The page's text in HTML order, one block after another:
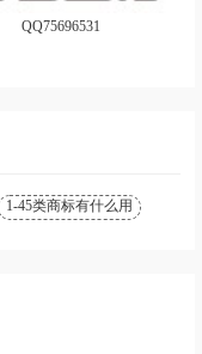
QQ75696531
1-45类商标有什么用